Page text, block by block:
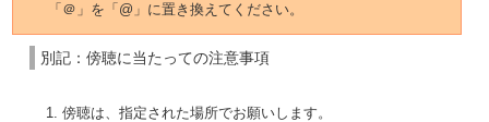
「＠」を「@」に置き換えてください。
別記：傍聴に当たっての注意事項
傍聴は、指定された場所でお願いします。